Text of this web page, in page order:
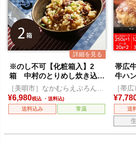
※のし不可【化粧箱入】2
箱 中村のとりめし炊き込み
セット
［美唄市］なかむらえぷろん倶
楽部
¥6,980税込
送料込み 常温
帯広
牛ハ
［帯
¥
送